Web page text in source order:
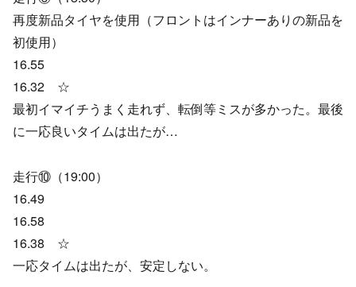
再度新品タイヤを使用（フロントはインナーありの新品を
初使用）
16.55
16.32 ☆
最初イマイチうまく走れず、転倒等ミスが多かった。最後
に一応良いタイムは出たが…
走行⑩（19:00）
16.49
16.58
16.38 ☆
一応タイムは出たが、安定しない。